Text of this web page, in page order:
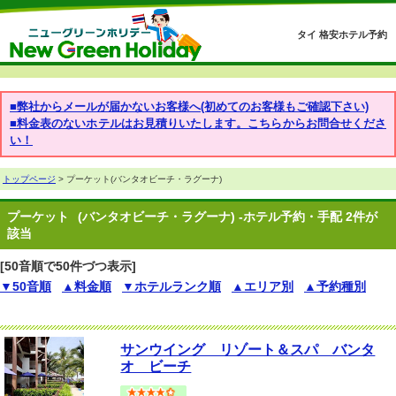
タイ 格安ホテル予約
■弊社からメールが届かないお客様へ(初めてのお客様もご確認下さい)
■料金表のないホテルはお見積りいたします。こちらからお問合せくださ
い！
トップページ > プーケット(バンタオビーチ・ラグーナ)
プーケット
(バンタオビーチ・ラグーナ) -ホテル予約・手配 2件が
該当
[50音順で50件づつ表示]
▼50音順
▲料金順 ▼ホテルランク順 ▲エリア別 ▲予約種別
サンウイング リゾート＆スパ バンタ
オ ビーチ